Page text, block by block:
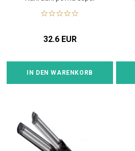
32.6 EUR
IN DEN WARENKORB